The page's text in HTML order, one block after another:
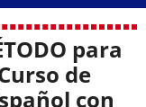
para
de
con